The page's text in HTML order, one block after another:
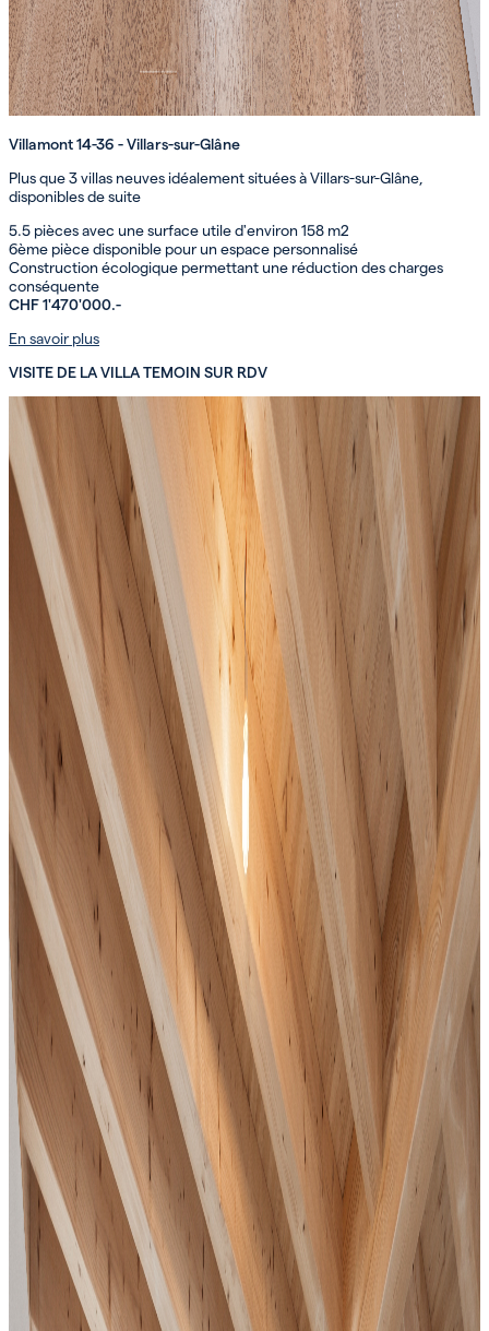
Villamont 14-36 - Villars-sur-Glâne
Plus que 3 villas neuves idéalement situées à Villars-sur-Glâne,
disponibles de suite
5.5 pièces avec une surface utile d'environ 158 m2
6ème pièce disponible pour un espace personnalisé
Construction écologique permettant une réduction des charges
conséquente
CHF 1'470'000.-
En savoir plus
VISITE DE LA VILLA TEMOIN SUR RDV